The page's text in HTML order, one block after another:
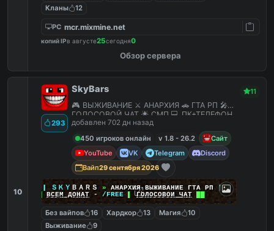
Кланы
12
PC mcr.mixmine.net
копий IPв августе25сегодня0
Обзор сервера
10
293
SkyBars 11
🎮 ВЫЖИВАНИЕ ⚔️ АНАРХИЯ 🚗 ГТА РП 🎤
ГОЛОСОВОЙ ЧАТ 🌟 СМП 💻 ПК+ТЕЛЕФОН
добавлен 702 дн назад
450 игроков онлайн
v 1.8 - 26.2
Сайт
YouTube
VK Telegram
Discord
Вайп29 сентября 2026
ＳＫＹ ＢＡＲＳ » АНАРХИЯ ВЫЖИВАНИЕ ГТА РП |||
ВСЕМ ДОНАТ- /FREE ▌ГОЛОСОВОЙ ЧАТ
Без вайпов 16 Хардкор 13 Магия
10
Выживание
9